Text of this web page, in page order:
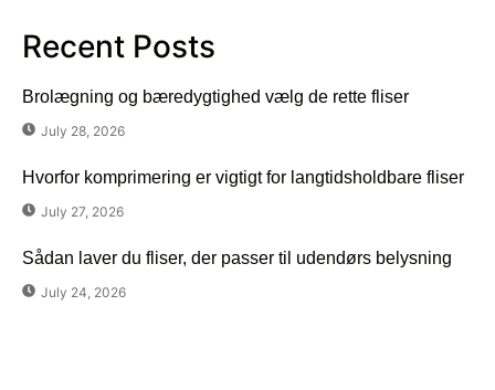
Recent Posts
Brolægning og bæredygtighed vælg de rette fliser
July 28, 2026
Hvorfor komprimering er vigtigt for langtidsholdbare fliser
July 27, 2026
Sådan laver du fliser, der passer til udendørs belysning
July 24, 2026